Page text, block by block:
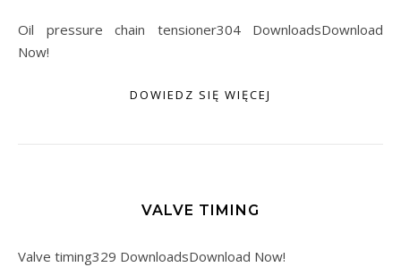
Oil pressure chain tensioner304 DownloadsDownload
Now!
DOWIEDZ SIĘ WIĘCEJ
VALVE TIMING
Valve timing329 DownloadsDownload Now!